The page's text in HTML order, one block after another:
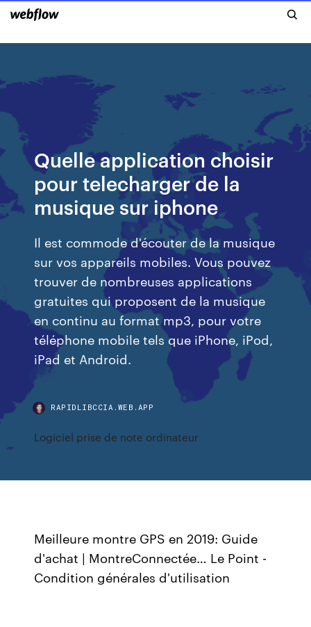
Quelle application choisir
pour telecharger de la
musique sur iphone
Il est commode d'écouter de la musique
sur vos appareils mobiles. Vous pouvez
trouver de nombreuses applications
gratuites qui proposent de la musique
en continu au format mp3, pour votre
téléphone mobile tels que iPhone, iPod,
iPad et Android.
RAPIDLIBCCIA.WEB.APP
Logiciel prise de note ordinateur
Meilleure montre GPS en 2019: Guide
d'achat | MontreConnectée… Le Point -
Condition générales d'utilisation